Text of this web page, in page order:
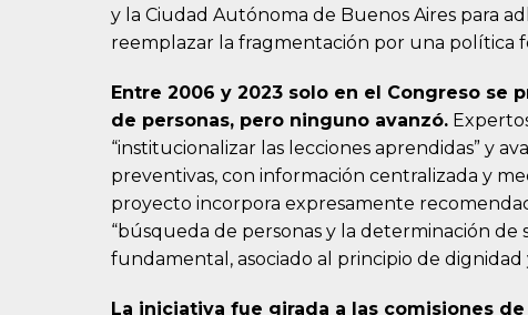
y la Ciudad Autónoma de Buenos Aires para
reemplazar la fragmentación por una política
Entre 2006 y 2023 solo en el Congreso se
de personas, pero ninguno avanzó.
“institucionalizar las lecciones aprendidas” y
preventivas, con información centralizada y
proyecto incorpora expresamente
“búsqueda de personas y la determinación
fundamental, asociado al principio de
La iniciativa fue girada a las comisiones